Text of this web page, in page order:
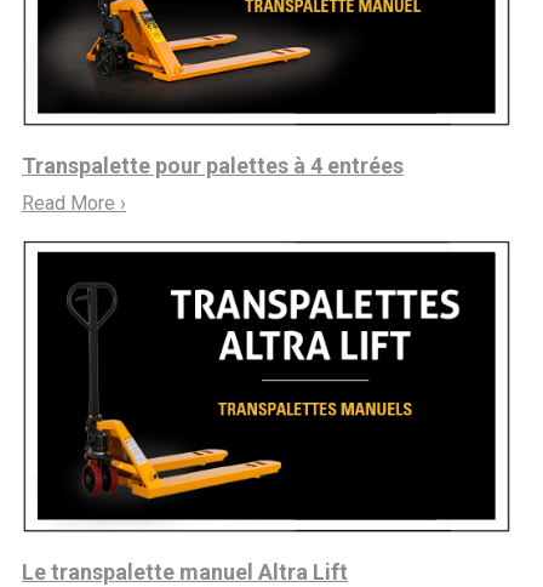
Transpalette pour palettes à 4 entrées
Read More ›
Le transpalette manuel Altra Lift